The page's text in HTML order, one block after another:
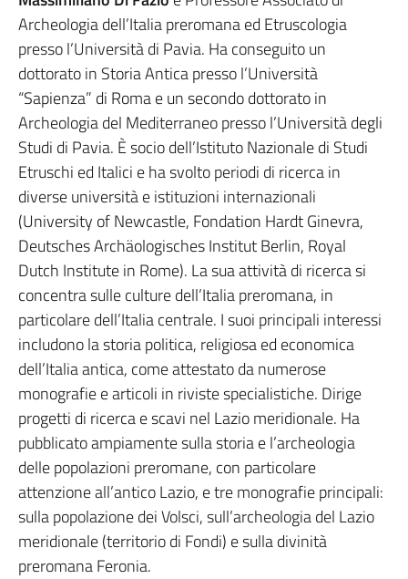
Archeologia dell’Italia preromana ed Etruscologia
presso l’Università di Pavia. Ha conseguito un
dottorato in Storia Antica presso l’Università
“Sapienza” di Roma e un secondo dottorato in
Archeologia del Mediterraneo presso l’Università degli
Studi di Pavia. È socio dell’Istituto Nazionale di Studi
Etruschi ed Italici e ha svolto periodi di ricerca in
diverse università e istituzioni internazionali
(University of Newcastle, Fondation Hardt Ginevra,
Deutsches Archäologisches Institut Berlin, Royal
Dutch Institute in Rome). La sua attività di ricerca si
concentra sulle culture dell’Italia preromana, in
particolare dell’Italia centrale. I suoi principali interessi
includono la storia politica, religiosa ed economica
dell’Italia antica, come attestato da numerose
monografie e articoli in riviste specialistiche. Dirige
progetti di ricerca e scavi nel Lazio meridionale. Ha
pubblicato ampiamente sulla storia e l’archeologia
delle popolazioni preromane, con particolare
attenzione all’antico Lazio, e tre monografie principali:
sulla popolazione dei Volsci, sull’archeologia del Lazio
meridionale (territorio di Fondi) e sulla divinità
preromana Feronia.